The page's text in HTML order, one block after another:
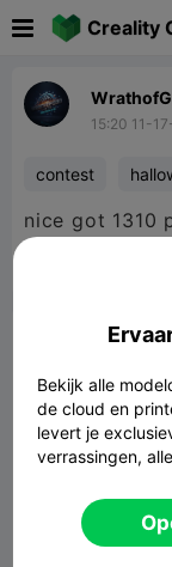
Creality
15:20 11-
contest
nice got 1310
Commentaar
Bekijk alle
de cloud en
levert je
verrassingen,